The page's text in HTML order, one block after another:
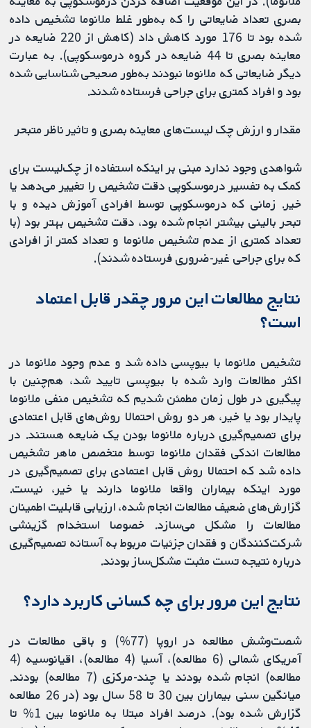
بصری تعداد ضایعاتی را که به‌طور غلط ملانوما تشخیص داده
شده بود تا 176 مورد کاهش داد (کاهش از 220 ضایعه در
معاینه بصری تا 44 ضایعه در گروه درموسکوپی). به عبارت
دیگر ضایعاتی که ملانوما نبودند به‌طور صحیحی شناسایی شده
بود و افراد کمتری برای جراحی فرستاده شدند.
مقدار و ارزش چک لیست‌های معاینه بصری و تاثیر ناظر متبحر
شواهدی وجود ندارد مبنی بر اینکه استفاده از چک‌لیست برای
کمک به تفسیر درموسکوپی دقت تشخیص را تغییر می‌دهد یا
خیر. زمانی که درموسکوپی توسط افرادی آموزش دیده و با
تبحر بالینی بیشتر انجام شده بود، دقت تشخیص بهتر بود (با
تعداد کمتری از عدم تشخیص ملانوما و تعداد کمتر از افرادی
که برای جراحی غیر-ضروری فرستاده شدند).
نتایج مطالعات این مرور چقدر قابل اعتماد
است؟
تشخیص ملانوما با بیوپسی داده شد و عدم وجود ملانوما در
اکثر مطالعات وارد شده با بیوپسی تایید شد، هم‌چنین با
پیگیری در طول زمان مطمئن شدیم که تشخیص منفی ملانوما
پایدار بود یا خیر، هر دو روش احتمالا روش‌های قابل اعتمادی
برای تصمیم‌گیری درباره ملانوما بودن یک ضایعه هستند. در
مطالعات اندکی فقدان ملانوما توسط متخصص ماهر تشخیص
داده شد که احتمالا روش قابل اعتمادی برای تصمیم‌گیری در
مورد اینکه بیماران واقعا ملانوما دارند یا خیر، نیست.
گزارش‌های ضعیف مطالعات انجام شده، ارزیابی قابلیت اطمینان
مطالعات را مشکل می‌سازد. خصوصا استخدام گزینشی
شرکت‌کنندگان و فقدان جزئیات مربوط به آستانه تصمیم‌گیری
درباره نتیجه تست مثبت مشکل‌ساز بودند.
نتایج این مرور برای چه کسانی کاربرد دارد؟
شصت‌وشش مطالعه در اروپا (77%) و باقی مطالعات در
آمریکای شمالی (6 مطالعه)، آسیا (4 مطالعه)، اقیانوسیه (4
مطالعه) انجام شده بودند یا چند-مرکزی (7 مطالعه) بودند.
میانگین سنی بیماران بین 30 تا 58 سال بود (در 26 مطالعه
گزارش شده بود). درصد افراد مبتلا به ملانوما بین 1% تا